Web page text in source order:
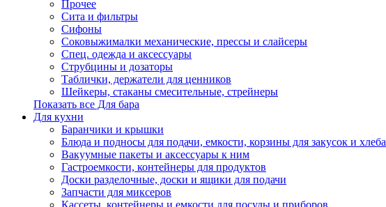
Прочее
Сита и фильтры
Сифоны
Соковыжималки механические, прессы и слайсеры
Спец. одежда и аксессуары
Струбцины и дозаторы
Таблички, держатели для ценников
Шейкеры, стаканы смесительные, стрейнеры
Показать все Для бара
Для кухни
Баранчики и крышки
Блюда и подносы для подачи, емкости, корзины для закусок и хлеба
Вакуумные пакеты и аксессуары к ним
Гастроемкости, контейнеры для продуктов
Доски разделочные, доски и ящики для подачи
Запчасти для миксеров
Кассеты, контейнеры и емкости для посуды и приборов